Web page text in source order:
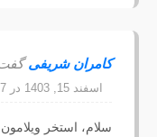
کامران شریفی
اسفند 15, 1403 در 6:47 ب.ظ